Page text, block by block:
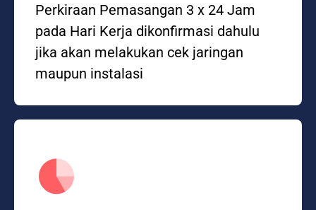
Perkiraan Pemasangan 3 x 24 Jam
pada Hari Kerja dikonfirmasi dahulu
jika akan melakukan cek jaringan
maupun instalasi